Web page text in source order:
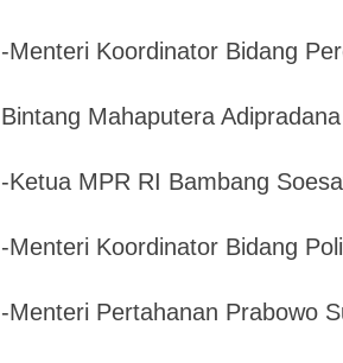
-Menteri Koordinator Bidang
Bintang Mahaputera Adipradana
-Ketua MPR RI Bambang
-Menteri Koordinator Bidang
-Menteri Pertahanan Prabowo